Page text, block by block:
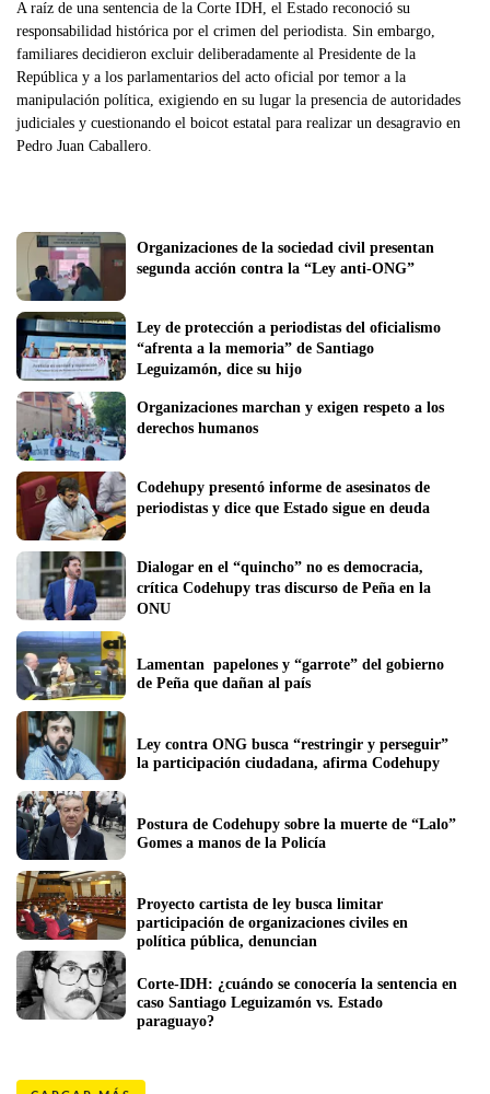
A raíz de una sentencia de la Corte IDH, el Estado reconoció su
responsabilidad histórica por el crimen del periodista. Sin embargo,
familiares decidieron excluir deliberadamente al Presidente de la
República y a los parlamentarios del acto oficial por temor a la
manipulación política, exigiendo en su lugar la presencia de autoridades
judiciales y cuestionando el boicot estatal para realizar un desagravio en
Pedro Juan Caballero.
Organizaciones de la sociedad civil presentan
segunda acción contra la “Ley anti-ONG”
Ley de protección a periodistas del oficialismo
“afrenta a la memoria” de Santiago
Organizaciones marchan y exigen respeto a los
derechos humanos
Codehupy presentó informe de asesinatos de
periodistas y dice que Estado sigue en deuda
Dialogar en el “quincho” no es democracia,
crítica Codehupy tras discurso de Peña en la
ONU
Lamentan  papelones y “garrote” del gobierno
de Peña que dañan al país
Ley contra ONG busca “restringir y perseguir”
la participación ciudadana, afirma Codehupy
Postura de Codehupy sobre la muerte de “Lalo”
Gomes a manos de la Policía
Proyecto cartista de ley busca limitar
participación de organizaciones civiles en
política pública, denuncian
Corte-IDH: ¿cuándo se conocería la sentencia en
caso Santiago Leguizamón vs. Estado
paraguayo?